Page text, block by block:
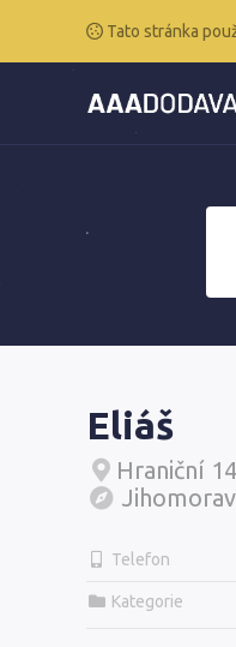
Tato stránka
Eliáš
Hraniční
Telefon
Kategorie